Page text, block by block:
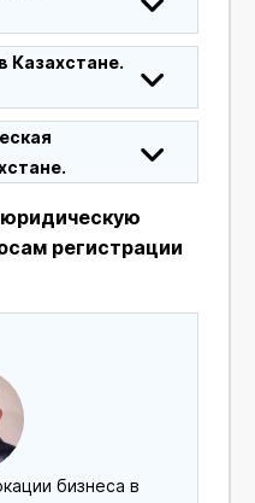
Казахстане.
регистрации
бизнеса в